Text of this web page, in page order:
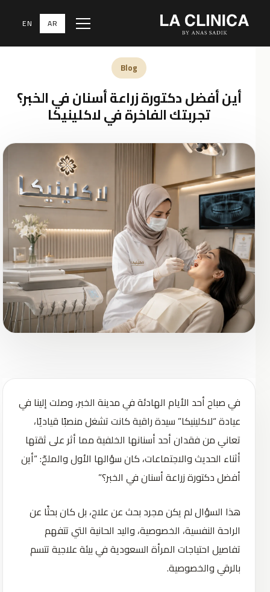
Menu
AR
EN
Blog
أين أفضل دكتورة زراعة أسنان في الخبر؟
تجربتك الفاخرة في لاكلينيكا
في صباح أحد الأيام الهادئة في مدينة الخبر، وصلت إلينا في
عيادة “لاكلينيكا” سيدة راقية كانت تشغل منصبًا قياديًا،
تعاني من فقدان أحد أسنانها الخلفية مما أثر على ثقتها
أثناء الحديث والاجتماعات، كان سؤالها الأول والملحّ: “أين
أفضل دكتورة زراعة أسنان في الخبر؟”
هذا السؤال لم يكن مجرد بحث عن علاج، بل كان بحثًا عن
الراحة النفسية، الخصوصية، واليد الحانية التي تتفهم
تفاصيل احتياجات المرأة السعودية في بيئة علاجية تتسم
بالرقي والخصوصية.